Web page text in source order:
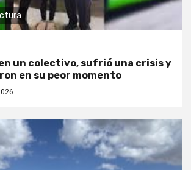
un colectivo, sufrió una crisis y
en su peor momento